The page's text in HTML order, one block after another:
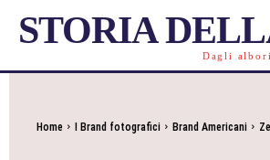
STORIA
Dagli
Home I Brand fotografici Brand Americani